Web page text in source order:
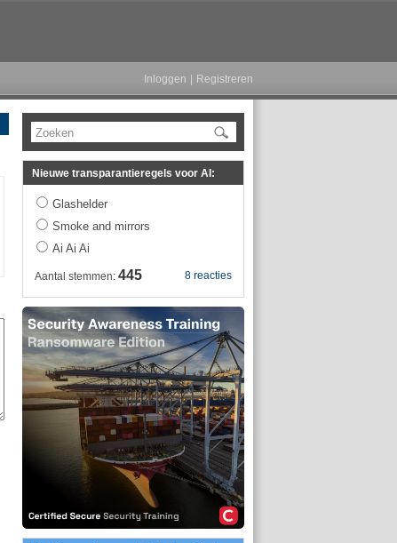
Inloggen Registreren
Zoeken
Nieuwe transparantieregels voor AI:
Glashelder
Smoke and mirrors
Ai Ai Ai
8 reacties
Aantal stemmen: 445